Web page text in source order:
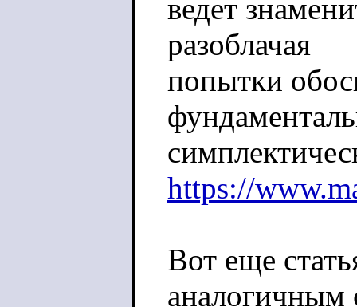
ведет
разоблачая
попытки
https://
Вот еще
аналогичным